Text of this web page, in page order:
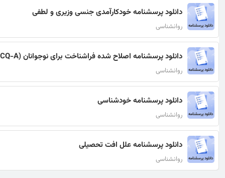
دانلود پرسشنامه خودکارآمدی جنسی وزیری و لطفی
روانشناسی
دانلود پرسشنامه اصلاح شده فراشناخت برای نوجوانان (MCQ-A)
روانشناسی
دانلود پرسشنامه خودشناسی
روانشناسی
دانلود پرسشنامه علل افت تحصیلی
روانشناسی